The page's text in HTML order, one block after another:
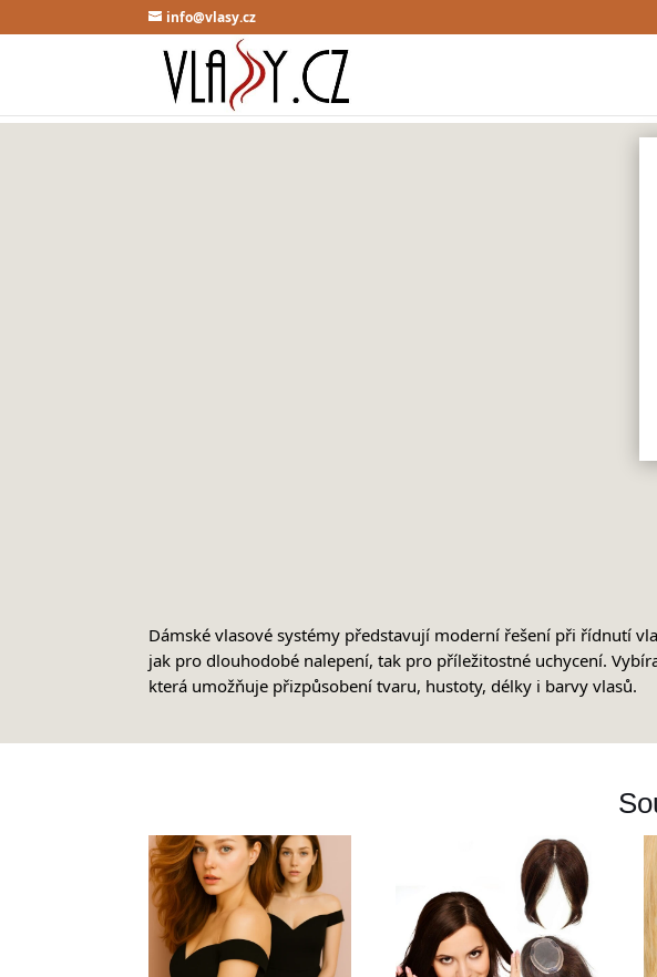
info@vlasy.cz
Dámské vlasové systémy představují moderní řešení při řídnutí
jak pro dlouhodobé nalepení, tak pro příležitostné uchycení.
která umožňuje přizpůsobení tvaru, hustoty, délky i barvy vlasů.